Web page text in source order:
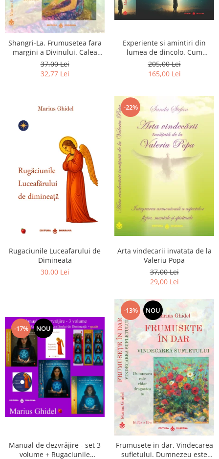
Shangri-La. Frumusetea fara
margini a Divinului. Calea
catre fericire
37,00 Lei
32,77 Lei
Experiente si amintiri din
lumea de dincolo. Cum
obtinem puteri
extrasenzoriale - cu exercitii
205,00 Lei
165,00 Lei
Rugaciunile Luceafarului de
Dimineata
30,00 Lei
-22%
Arta vindecarii invatata de la
Valeriu Popa
37,00 Lei
29,00 Lei
-17% NOU
Manual de dezvrăjire - set 3
volume + Rugaciunile
-13% NOU
Frumusete in dar. Vindecarea
sufletului. Dumnezeu este